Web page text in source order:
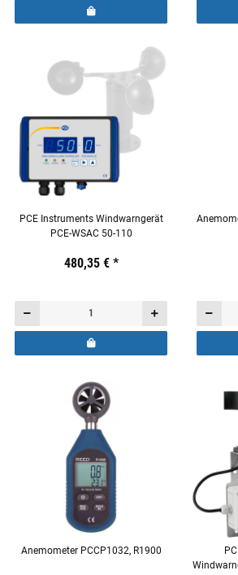
PCE Instruments Windwarngerät
PCE-WSAC 50-110
19,44 €inkl. 19% USt.
480,35 € *
Anemometer PCCP1032, R1900